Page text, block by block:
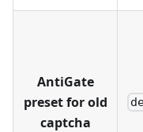
AntiGate
preset for old
captcha